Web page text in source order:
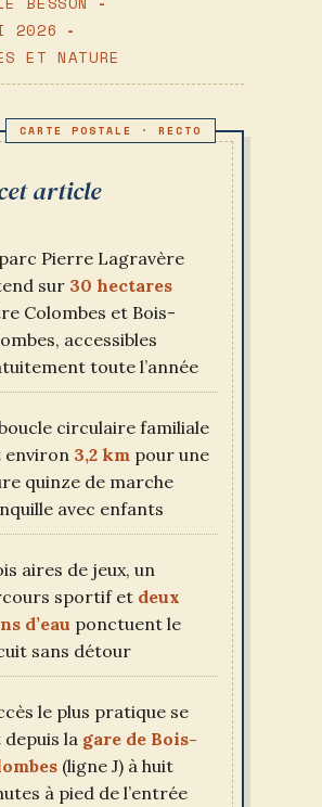
:
2026
ET NATURE
article
Pierre Lagravère
sur 30 hectares
Colombes et Bois-
accessibles
toute l’année
circulaire familiale
environ 3,2 km pour une
quinze de marche
avec enfants
aires de jeux, un
sportif et deux
d’eau ponctuent le
sans détour
le plus pratique se
la gare de Bois-
(ligne J) à huit
à pied de l’entrée